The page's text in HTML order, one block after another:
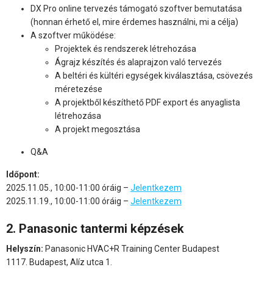
DX Pro online tervezés támogató szoftver bemutatása
(honnan érhető el, mire érdemes használni, mi a célja)
A szoftver működése:
Projektek és rendszerek létrehozása
Ágrajz készítés és alaprajzon való tervezés
A beltéri és kültéri egységek kiválasztása, csövezés
méretezése
A projektből készíthető PDF export és anyaglista
létrehozása
A projekt megosztása
Q&A
Időpont:
2025.11.05., 10:00-11:00 óráig – Jelentkezem
2025.11.19., 10:00-11:00 óráig – Jelentkezem
2. Panasonic tantermi képzések
Helyszín: Panasonic HVAC+R Training Center Budapest
1117. Budapest, Alíz utca 1.